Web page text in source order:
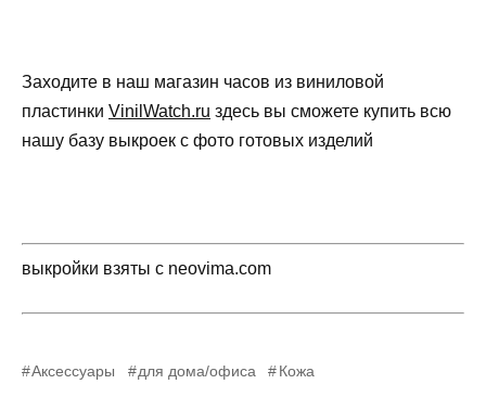
Заходите в наш магазин часов из виниловой
пластинки VinilWatch.ru здесь вы сможете купить всю
нашу базу выкроек с фото готовых изделий
выкройки взяты с neovima.com
Аксессуары для дома/офиса Кожа